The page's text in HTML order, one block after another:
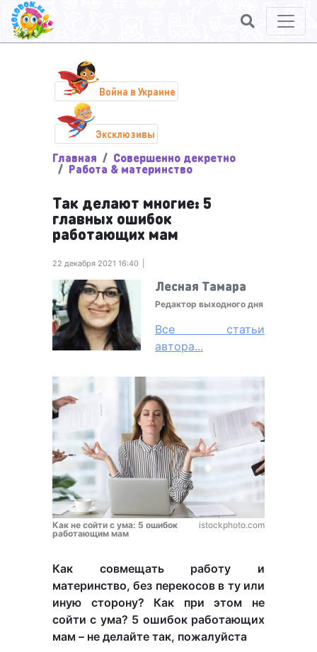
Война в Украине
Эксклюзивы
Главная Совершенно декретно
Работа & материнство
Так делают многие: 5
главных ошибок
работающих мам
22 декабря 2021 16:40
Лесная Тамара
Редактор выходного дня
Все статьи
автора...
Как не сойти с ума: 5 ошибок
работающим мам
istockphoto.com
Как совмещать работу и
материнство, без перекосов в ту или
иную сторону? Как при этом не
сойти с ума? 5 ошибок работающих
мам – не делайте так, пожалуйста